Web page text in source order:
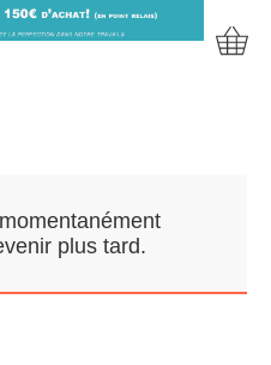
RDV
plus tard.